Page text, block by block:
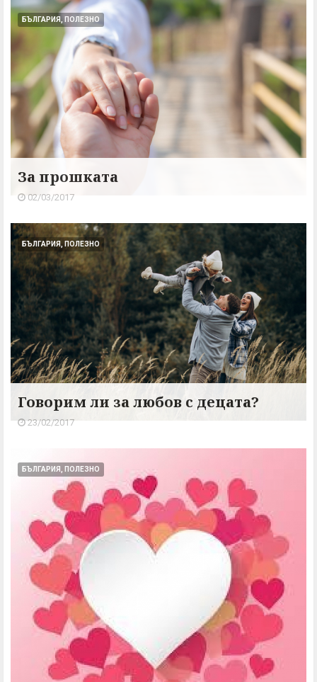
БЪЛГАРИЯ, ПОЛЕЗНО
За прошката
02/03/2017
БЪЛГАРИЯ, ПОЛЕЗНО
Говорим ли за любов с децата?
23/02/2017
БЪЛГАРИЯ, ПОЛЕЗНО